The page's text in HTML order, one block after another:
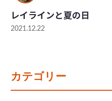
レイラインと夏の日
2021.12.22
カテゴリー